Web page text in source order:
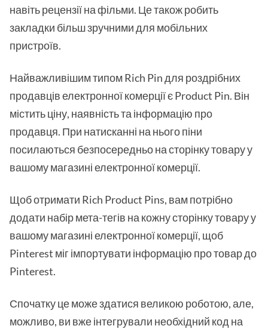
навіть рецензії на фільми. Це також робить
закладки більш зручними для мобільних
пристроїв.
Найважливішим типом Rich Pin для роздрібних
продавців електронної комерції є Product Pin. Він
містить ціну, наявність та інформацію про
продавця. При натисканні на нього піни
посилаються безпосередньо на сторінку товару у
вашому магазині електронної комерції.
Щоб отримати Rich Product Pins, вам потрібно
додати набір мета-тегів на кожну сторінку товару у
вашому магазині електронної комерції, щоб
Pinterest міг імпортувати інформацію про товар до
Pinterest.
Спочатку це може здатися великою роботою, але,
можливо, ви вже інтегрували необхідний код на